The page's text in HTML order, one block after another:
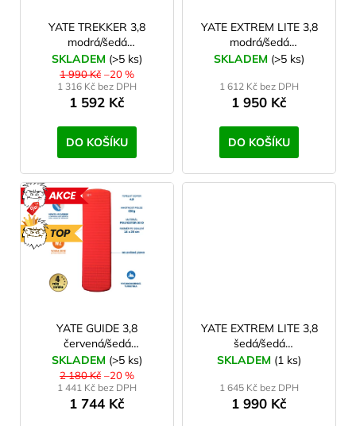
2,5 cm 2
3,5 cm 2
12
0
5,5 cm 0
7 cm 1
8,5 cm
YATE TREKKER 3,8
modrá/šedá
Samonafukovací
karimatka
SKLADEM (>5 ks)
1 990 Kč –20 %
1 316 Kč bez DPH
1 592 Kč
DO KOŠÍKU
YATE EXTREM LITE 3,8
modrá/šedá
Samonafukovací
SKLADEM (>5 ks)
1 612 Kč bez DPH
1 950 Kč
DO KOŠÍKU
YATE GUIDE 3,8
červená/šedá
Samonafukovací
karimatka
SKLADEM (>5 ks)
2 180 Kč –20 %
1 441 Kč bez DPH
1 744 Kč
YATE EXTREM LITE 3,8
šedá/šedá
Samonafukovací
SKLADEM (1 ks)
1 645 Kč bez DPH
1 990 Kč